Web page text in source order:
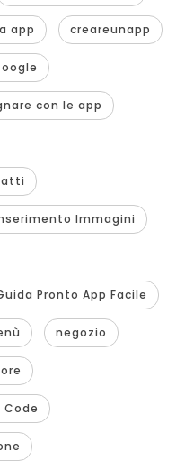
app creareunapp
con le app
Immagini
Pronto App Facile
negozio
Code